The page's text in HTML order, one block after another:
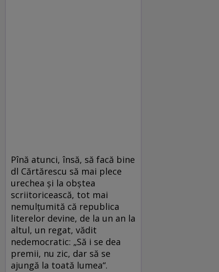
Pînă atunci, însă, să facă bine
dl Cărtărescu să mai plece
urechea și la obștea
scriitoricească, tot mai
nemulțumită că republica
literelor devine, de la un an la
altul, un regat, vădit
nedemocratic: „Să i se dea
premii, nu zic, dar să se
ajungă la toată lumea“.